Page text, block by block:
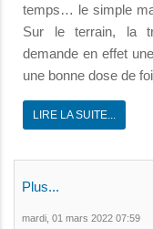
temps… le simple
Sur le terrain, la
demande en effet
une bonne dose de
LIRE LA SUITE...
Plus...
mardi, 01 mars 2022 07:59